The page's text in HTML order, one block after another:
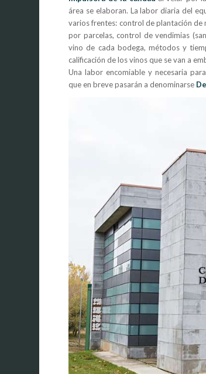
área se elaboran. La labor diaria del
varios frentes: control de plantación
por parcelas, control de vendimias
vino de cada bodega, métodos y
calificación de los vinos que se van a
Una labor encomiable y necesaria
que en breve pasarán a denominarse